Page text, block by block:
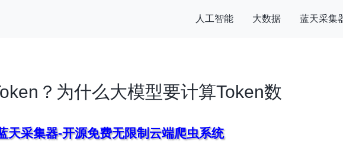
人工智能 大数据 蓝天采集
？为什么大模型要计算Token数
天采集器-开源免费无限制云端爬虫系统